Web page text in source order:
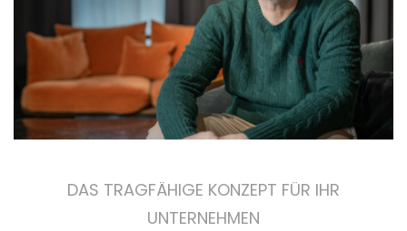
DAS TRAGFÄHIGE KONZEPT FÜR IHR
UNTERNEHMEN